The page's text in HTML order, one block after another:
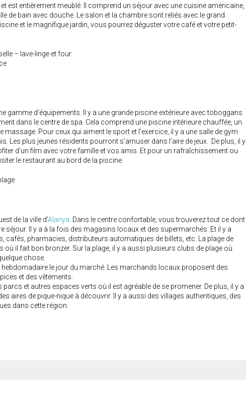
est entièrement meublé. Il comprend un séjour avec une cuisine américaine,
de bain avec douche. Le salon et la chambre sont reliés avec le grand
et le magnifique jardin, vous pourrez déguster votre café et votre petit-
– lave-linge et four
gamme d’équipements. Il y a une grande piscine extérieure avec toboggans.
dans le centre de spa. Cela comprend une piscine intérieure chauffée, un
massage. Pour ceux qui aiment le sport et l’exercice, il y a une salle de gym
Les plus jeunes résidents pourront s’amuser dans l’aire de jeux. De plus, il y
d’un film avec votre famille et vos amis. Et pour un rafraîchissement ou
le restaurant au bord de la piscine.
de la ville d’Alanya. Dans le centre confortable, vous trouverez tout ce dont
séjour. Il y a à la fois des magasins locaux et des supermarchés. Et il y a
cafés, pharmacies, distributeurs automatiques de billets, etc. La plage de
où il fait bon bronzer. Sur la plage, il y a aussi plusieurs clubs de plage où
chose.
hebdomadaire le jour du marché. Les marchands locaux proposent des
et des vêtements.
et autres espaces verts où il est agréable de se promener. De plus, il y a
aires de pique-nique à découvrir. Il y a aussi des villages authentiques, des
dans cette région.